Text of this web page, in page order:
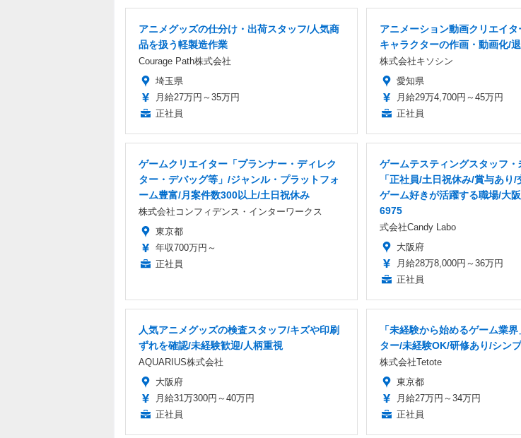
アニメグッズの仕分け・出荷スタッフ/人気商
品を扱う軽製造作業
Courage Path株式会社
埼玉県
月給27万円～35万円
正社員
アニメーション動画クリエイ
キャラクターの作画・動画化/
株式会社キソシン
愛知県
月給29万4,700円～45万円
正社員
ゲームクリエイター「プランナー・ディレク
ター・デバッグ等」/ジャンル・プラットフォ
ーム豊富/月案件数300以上/土日祝休み
株式会社コンフィデンス・インターワークス
東京都
年収700万円～
正社員
ゲームテスティングスタッフ・
「正社員/土日祝休み/賞与あり/
ゲーム好きが活躍する職場/大
6975
式会社Candy Labo
大阪府
月給28万8,000円～36万円
正社員
人気アニメグッズの検査スタッフ/キズや印刷
ずれを確認/未経験歓迎/人柄重視
AQUARIUS株式会社
大阪府
月給31万300円～40万円
正社員
「未経験から始めるゲーム業
ター/未経験OK/研修あり/シン
株式会社Tetote
東京都
月給27万円～34万円
正社員